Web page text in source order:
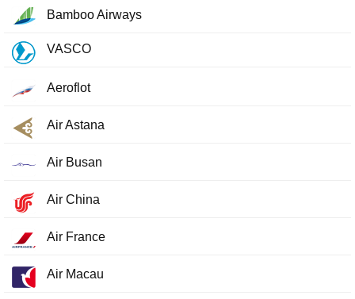
Bamboo Airways
VASCO
Aeroflot
Air Astana
Air Busan
Air China
Air France
Air Macau